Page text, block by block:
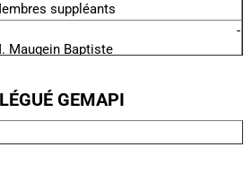
suppléants
Elodie -
Maugein Baptiste
Chauvac Lucas
GEMAPI